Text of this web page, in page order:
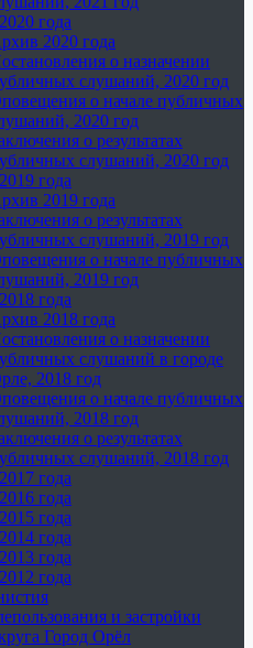
года
2020 года
о назначении
слушаний, 2020 год
о начале публичных
2020 год
о результатах
слушаний, 2020 год
года
2019 года
о результатах
слушаний, 2019 год
о начале публичных
2019 год
года
2018 года
о назначении
слушаний в городе
2018 год
о начале публичных
2018 год
о результатах
слушаний, 2018 год
года
года
года
года
года
года
и застройки
Город Орёл